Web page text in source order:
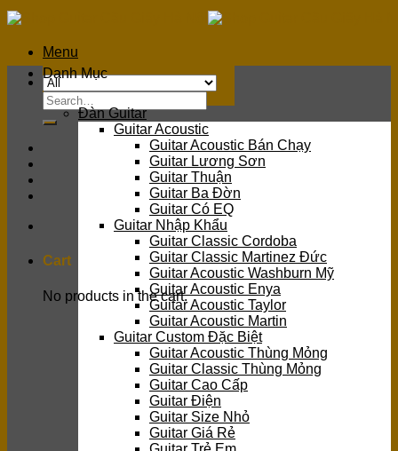
Skip
to
contentMenu
Search
for:
Cart
No products in the cart.
Danh Mục
Đàn Guitar
Guitar Acoustic
Guitar Acoustic Bán Chạy
Guitar Lương Sơn
Guitar Thuận
Guitar Ba Đờn
Guitar Có EQ
Guitar Nhập Khẩu
Guitar Classic Cordoba
Guitar Classic Martinez Đức
Guitar Acoustic Washburn Mỹ
Guitar Acoustic Enya
Guitar Acoustic Taylor
Guitar Acoustic Martin
Guitar Custom Đặc Biệt
Guitar Acoustic Thùng Mỏng
Guitar Classic Thùng Mỏng
Guitar Cao Cấp
Guitar Điện
Guitar Size Nhỏ
Guitar Giá Rẻ